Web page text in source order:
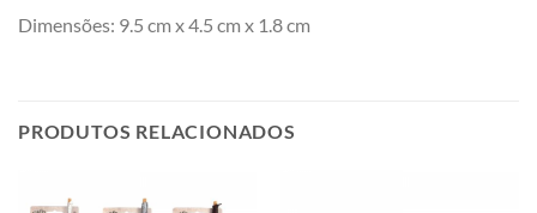
Dimensões: 9.5 cm x 4.5 cm x 1.8 cm
PRODUTOS RELACIONADOS